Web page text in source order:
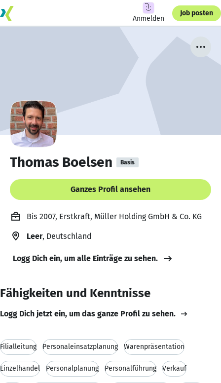
Anmelden
Job posten
Thomas Boelsen Basis
Ganzes Profil ansehen
Bis 2007, Erstkraft, Müller Holding GmbH & Co. KG
Leer, Deutschland
Logg Dich ein, um alle Einträge zu sehen.
Fähigkeiten und Kenntnisse
Logg Dich jetzt ein, um das ganze Profil zu sehen.
Filialleitung Personaleinsatzplanung Warenpräsentation
Einzelhandel Personalplanung Personalführung Verkauf